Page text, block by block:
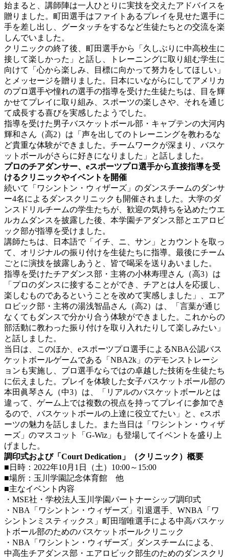
始まると、講師陣は一人ひとりに実技を交えたアドバイスを
贈りました。町田選手はファイトあるプレイを見せた選手に
手を差し出し、グータッチをするなど生徒たちとの交流を楽
しんでいました。
クリニックの終了後、町田選手から「久しぶりに中高校生に
接して楽しかった」と話し、トレーニングに取り組む学生に
向けて「心から楽しみ、目標に向かって努力をしてほしい」
とメッセージを贈りました。日本にいながらにしてアメリカ
のプロ選手や憧れの選手の指導を受けた生徒たちは、目を輝
かせてプレイに取り組み、スポーツの楽しさや、それを通じ
て成長する喜びを実感したようでした。
指導を受けた男子バスケットボール部・キャプテンの大河内
輝和さん（高2）は「声を出してのトレーニングを教わるな
ど貴重な体験ができました。チームワークが深まり、バスケ
ットボールがさらに好きになりました」と話しました。
プロのチアダンサー、eスポーツプロ選手から直接指導を受
けるクリニックやイベントを開催
続いて「ワシントン・ウィザーズ」のダンスチームのダンサ
ー4名によるダンスクリニックも開催されました。大学のダ
ンスドリルチームの学生たちが、歓迎の気持ちを込めたウエ
ルカムダンスを披露した後、本学園チアダンス部とエアロビ
ック部が指導を受けました。
講師たちは、日本語で「イチ、ニ、サン」とカウントを取っ
て、オリジナルの振り付けを生徒たちに指導。最後にチーム
ごとに演技を披露しあうと、皆で喝采を送りあいました。
指導を受けたチアダンス部・主将の小林寿理さん（高3）は
「プロのダンスに接することができ、チアとは人を応援し、
楽しむものであるということを改めて実感しました」、エア
ロビック部・主将の湯浅智晶さん（高2）は、「言葉が通じ
なくてもダンスで分かり合う体験ができました。これからの
部活動に教わった振り付けを取り入れたりして楽しみたい」
と話しました。
当日は、このほか、eスポーツプロ選手によるNBA公認バス
ケットボールゲームである「NBA2k」のデモンストレーシ
ョンも実施し、プロ選手ならではの卓越した技術を生徒たち
に伝えました。プレイを体験した女子バスケットボール部の
本田眞琴さん（中3）は、「リアルのバスケットボールとは
違って、ゲーム上では複数の視点を持ってプレイに参加でき
るので、バスケットボールの上達に役立てたい」と、eスポ
ーツの魅力を話しました。また当日は「ワシントン・ウィザ
ーズ」のマスコット「G-Wiz」も登場してイベントを盛り上
げました。
調印式および「Court Dedication」（クリニック）概要
■日時：2022年10月1日（土）10:00～15:00
■場所：玉川学園記念体育館 他
■主なイベント内容
・MSE社・学校法人玉川学園パートナーシップ調印式
・NBA「ワシントン・ウィザーズ」引退選手、WNBA「ワ
シントンミスティックス」町田瑠唯選手による中高バスケッ
トボール部のためのバスケットボールクリニック
・NBA「ワシントン・ウィザーズ」ダンスチームによる、
中高生チアダンス部・エアロビック部生のためのダンスクリ